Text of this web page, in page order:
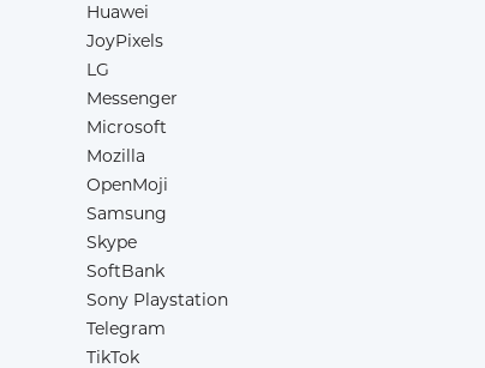
Huawei
JoyPixels
LG
Messenger
Microsoft
Mozilla
OpenMoji
Samsung
Skype
SoftBank
Sony Playstation
Telegram
TikTok